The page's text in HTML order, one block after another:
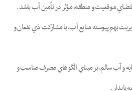
ﻣﻮﻗﻌﯿﺖ و ﻣﻨﻄﻘﻪ، ﻣﺆﺛﺮ در ﺗﺄﻣﯿﻦ آب ﺑﺎﺷﺪ.
ﺑﻬﻢ ﭘﯿﻮﺳﺘﻪ ﻣﻨﺎﺑﻊ آب، ﺑﺎ ﻣﺸﺎرﮐﺖ ذي ﻧﻔﻌﺎن و
و آب ﺳﺎﻟﻢ، ﺑﺮ ﻣﺒﻨﺎي اﻟﮕﻮﻫﺎي ﻣﺼﺮف ﻣﻨﺎﺳﺐ و
ﭘﺎﯾﺪار.